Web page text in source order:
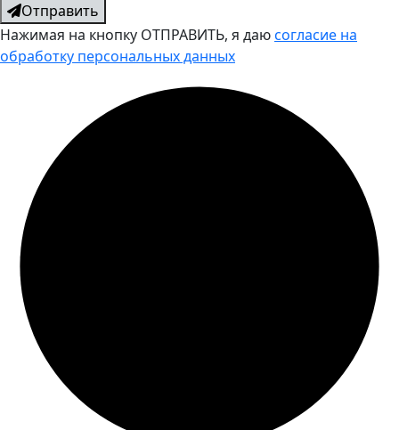
Отправить
Нажимая на кнопку ОТПРАВИТЬ, я даюсогласие на
обработку персональных данных